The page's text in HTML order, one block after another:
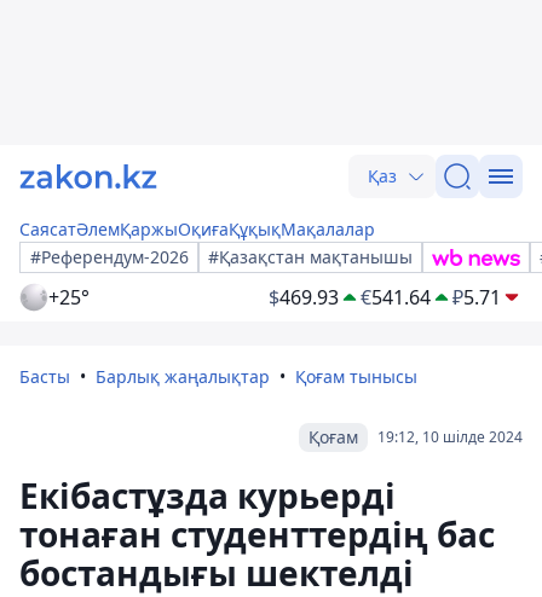
Қаз
СаясатӘлемҚаржыОқиғаҚұқықМақалалар
#Референдум-2026
#Қазақстан мақтанышы
+25° $469.93 €541.64 ₽5.71
Басты Барлық жаңалықтар Қоғам тынысы
19:12, 10 шілде 2024
Қоғам
Екібастұзда курьерді
тонаған студенттердің бас
бостандығы шектелді